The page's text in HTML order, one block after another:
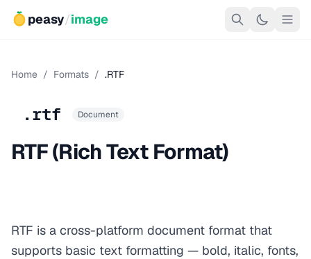
peasy/image
Home / Formats / .RTF
.rtf Document
RTF (Rich Text Format)
RTF is a cross-platform document format that
supports basic text formatting — bold, italic, fonts,